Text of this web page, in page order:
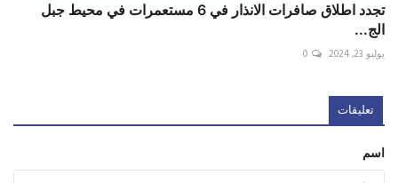
تجدد اطلاق صافرات الانذار في 6 مستعمرات في محيط جبل
الج...
يوليو 23, 2024 0
تعليقات
اسم